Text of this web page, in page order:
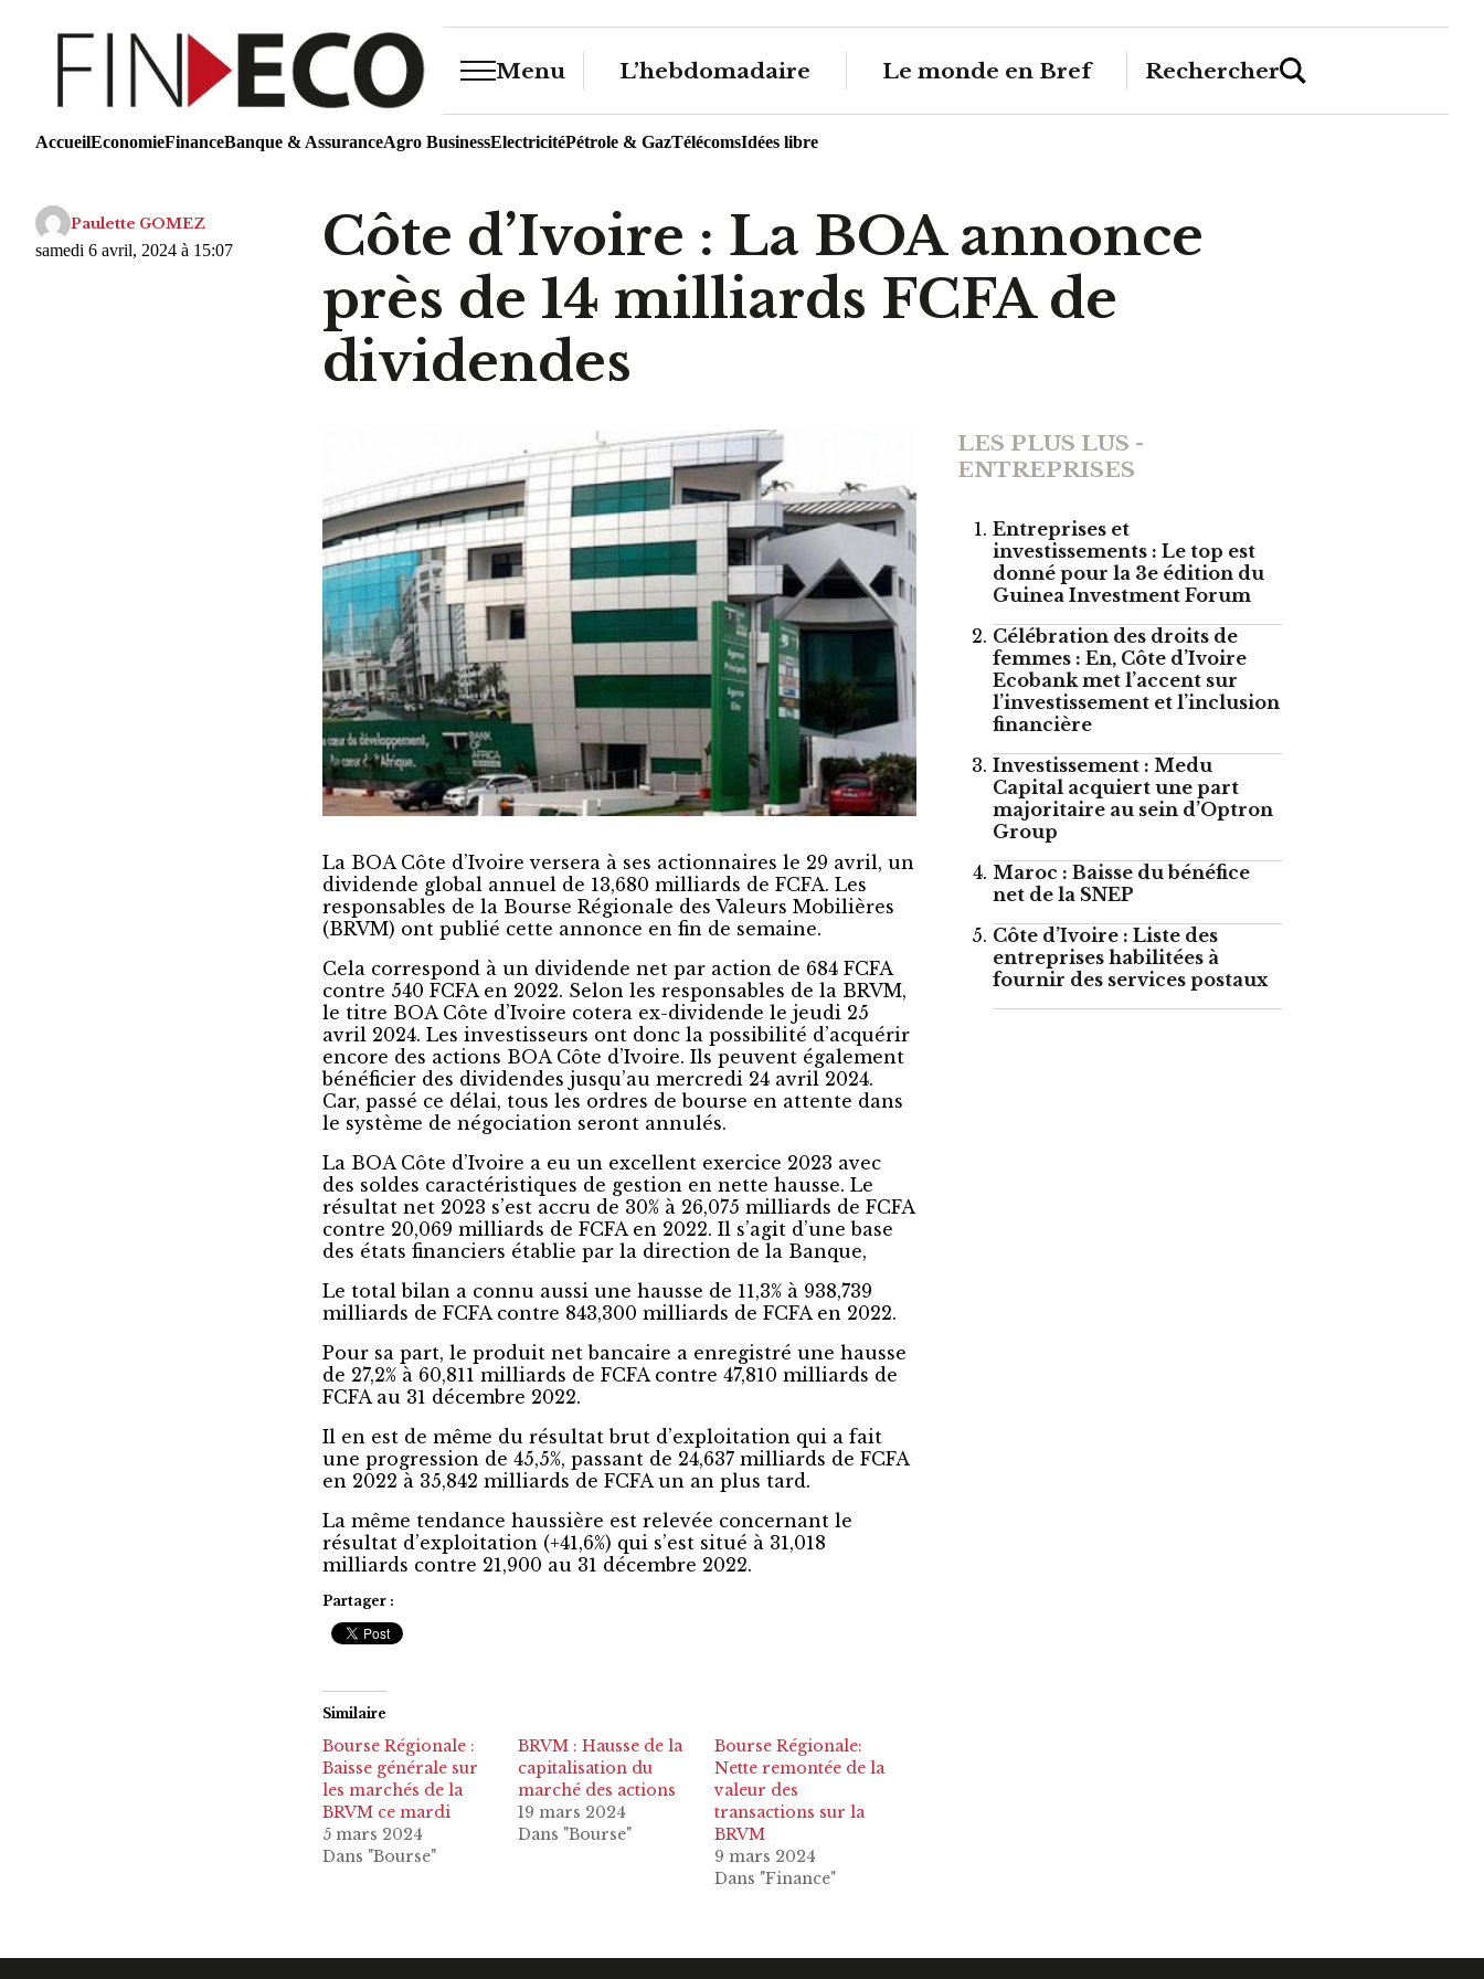
Menu L’hebdomadaire Le monde en Bref Rechercher
AccueilEconomieFinanceBanque & AssuranceAgro BusinessElectricitéPétrole & GazTélécomsIdées libre
Paulette GOMEZ
samedi 6 avril, 2024 à 15:07
Côte d’Ivoire : La BOA annonce
près de 14 milliards FCFA de
dividendes
La BOA Côte d’Ivoire versera à ses actionnaires le 29 avril, un
dividende global annuel de 13,680 milliards de FCFA. Les
responsables de la Bourse Régionale des Valeurs Mobilières
(BRVM) ont publié cette annonce en fin de semaine.
Cela correspond à un dividende net par action de 684 FCFA
contre 540 FCFA en 2022. Selon les responsables de la BRVM,
le titre BOA Côte d’Ivoire cotera ex-dividende le jeudi 25
avril 2024. Les investisseurs ont donc la possibilité d’acquérir
encore des actions BOA Côte d’Ivoire. Ils peuvent également
bénéficier des dividendes jusqu’au mercredi 24 avril 2024.
Car, passé ce délai, tous les ordres de bourse en attente dans
le système de négociation seront annulés.
La BOA Côte d’Ivoire a eu un excellent exercice 2023 avec
des soldes caractéristiques de gestion en nette hausse. Le
résultat net 2023 s’est accru de 30% à 26,075 milliards de FCFA
contre 20,069 milliards de FCFA en 2022. Il s’agit d’une base
des états financiers établie par la direction de la Banque,
Le total bilan a connu aussi une hausse de 11,3% à 938,739
milliards de FCFA contre 843,300 milliards de FCFA en 2022.
Pour sa part, le produit net bancaire a enregistré une hausse
de 27,2% à 60,811 milliards de FCFA contre 47,810 milliards de
FCFA au 31 décembre 2022.
Il en est de même du résultat brut d’exploitation qui a fait
une progression de 45,5%, passant de 24,637 milliards de FCFA
en 2022 à 35,842 milliards de FCFA un an plus tard.
La même tendance haussière est relevée concernant le
résultat d’exploitation (+41,6%) qui s’est situé à 31,018
milliards contre 21,900 au 31 décembre 2022.
Partager :
Similaire
Bourse Régionale :
Baisse générale sur
les marchés de la
BRVM ce mardi
5 mars 2024
Dans "Bourse"
BRVM : Hausse de la
capitalisation du
marché des actions
19 mars 2024
Dans "Bourse"
Bourse Régionale:
Nette remontée de la
valeur des
transactions sur la
BRVM
9 mars 2024
Dans "Finance"
LES PLUS LUS -
ENTREPRISES
Entreprises et
investissements : Le top est
donné pour la 3e édition du
Guinea Investment Forum
Célébration des droits de
femmes : En, Côte d’Ivoire
Ecobank met l’accent sur
l’investissement et l’inclusion
financière
Investissement : Medu
Capital acquiert une part
majoritaire au sein d’Optron
Group
Maroc : Baisse du bénéfice
net de la SNEP
Côte d’Ivoire : Liste des
entreprises habilitées à
fournir des services postaux